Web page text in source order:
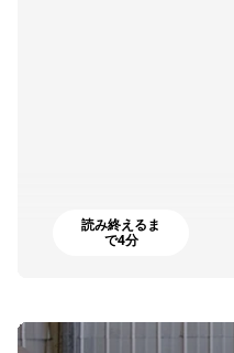
読み終えるま
で4分